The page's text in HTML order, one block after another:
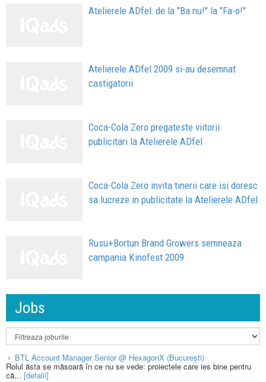
Atelierele ADfel: de la "Ba nu!" la "Fa-o!"
Atelierele ADfel 2009 si-au desemnat
castigatorii
Coca-Cola Zero pregateste viitorii
publicitari la Atelierele ADfel
Coca-Cola Zero invita tinerii care isi doresc
sa lucreze in publicitate la Atelierele ADfel
Rusu+Bortun Brand Growers semneaza
campania Kinofest 2009
Jobs
BTL Account Manager Senior @ HexagonX (București)
Rolul ăsta se măsoară în ce nu se vede: proiectele care ies bine pentru
că... [detalii]